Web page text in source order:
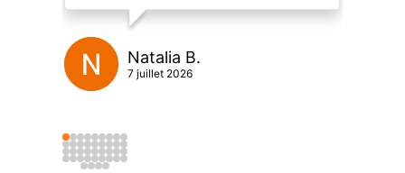
Natalia B.
7 juillet 2026